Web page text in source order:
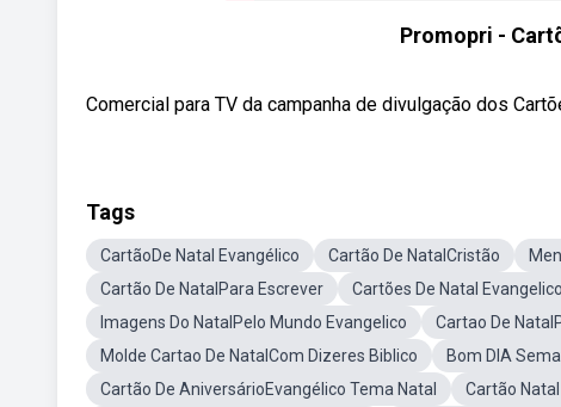
Promopri -
Comercial para TV da campanha de divulgação dos
Tags
CartãoDe Natal Evangélico Cartão De NatalCristão
Cartão De NatalPara Escrever
Cartões De Natal
Imagens Do NatalPelo Mundo Evangelico
Cartao De
Molde Cartao De NatalCom Dizeres Biblico
Bom DIA
Cartão De AniversárioEvangélico Tema Natal
Cartão